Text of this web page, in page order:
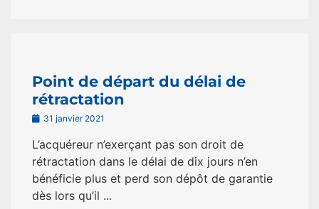
Point de départ du délai de
rétractation
31 janvier 2021
L’acquéreur n’exerçant pas son droit de
rétractation dans le délai de dix jours n’en
bénéficie plus et perd son dépôt de garantie
dès lors qu’il ...